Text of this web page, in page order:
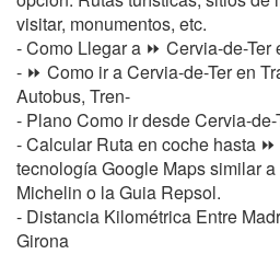
visitar, monumentos, etc.
- Como Llegar a ⏩ Cervia-de-Ter
- ⏩ Como ir a Cervia-de-Ter en
Autobus, Tren-
- Plano Como ir desde Cervia-
- Calcular Ruta en coche hasta
tecnología Google Maps similar
Michelin o la Guia Repsol.
- Distancia Kilométrica Entre
Girona